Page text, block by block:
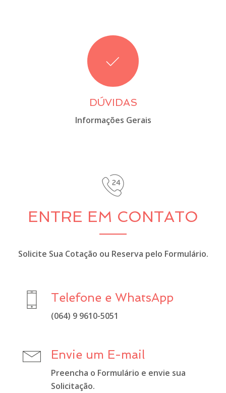
DÚVIDAS
Informações Gerais
ENTRE EM CONTATO
Solicite Sua Cotação ou Reserva pelo Formulário.
Telefone e WhatsApp
(064) 9 9610-5051
Envie um E-mail
Preencha o Formulário e envie sua
Solicitação.